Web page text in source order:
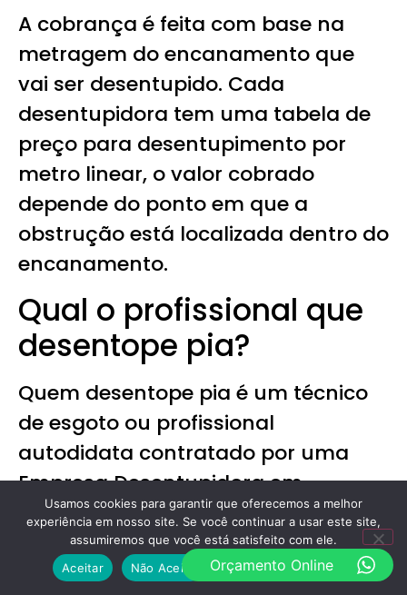
A cobrança é feita com base na
metragem do encanamento que
vai ser desentupido. Cada
desentupidora tem uma tabela de
preço para desentupimento por
metro linear, o valor cobrado
depende do ponto em que a
obstrução está localizada dentro do
encanamento.
Qual o profissional que
desentope pia?
Quem desentope pia é um técnico
de esgoto ou profissional
autodidata contratado por uma
Empresa Desentupidora em
Aparecida. Geralmente esses
profissionais já possuem
conhecimento prévio de redes de
Orçamento Online
Usamos cookies para garantir que oferecemos a melhor
experiência em nosso site. Se você continuar a usar este site,
assumiremos que você está satisfeito com ele.
Aceitar
Não Aceito Política de Privacidade